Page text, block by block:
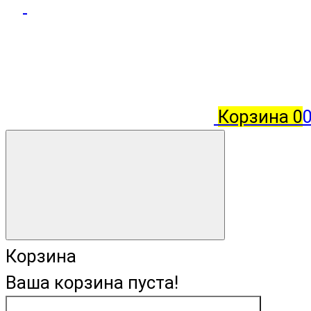
Корзина 0
Корзина
Ваша корзина пуста!